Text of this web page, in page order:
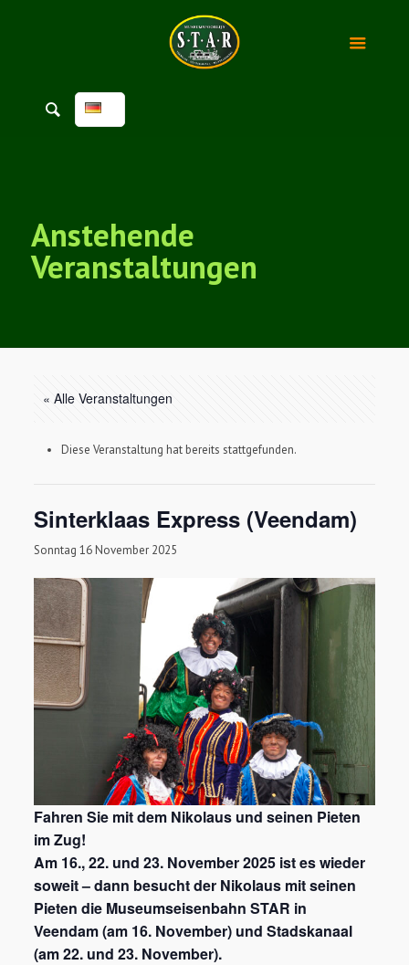
Anstehende
Veranstaltungen
« Alle Veranstaltungen
Diese Veranstaltung hat bereits stattgefunden.
Sinterklaas Express (Veendam)
Sonntag 16 November 2025
Fahren Sie mit dem Nikolaus und seinen Pieten
im Zug!
Am 16., 22. und 23. November 2025 ist es wieder
soweit – dann besucht der Nikolaus mit seinen
Pieten die Museumseisenbahn STAR in
Veendam (am 16. November) und Stadskanaal
(am 22. und 23. November).